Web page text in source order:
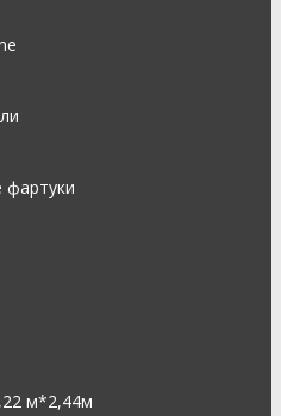
фартуки
м*2,44м